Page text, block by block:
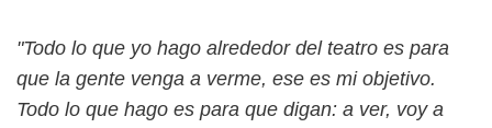
"Todo lo que yo hago alrededor del teatro es para
que la gente venga a verme, ese es mi objetivo.
Todo lo que hago es para que digan: a ver, voy a